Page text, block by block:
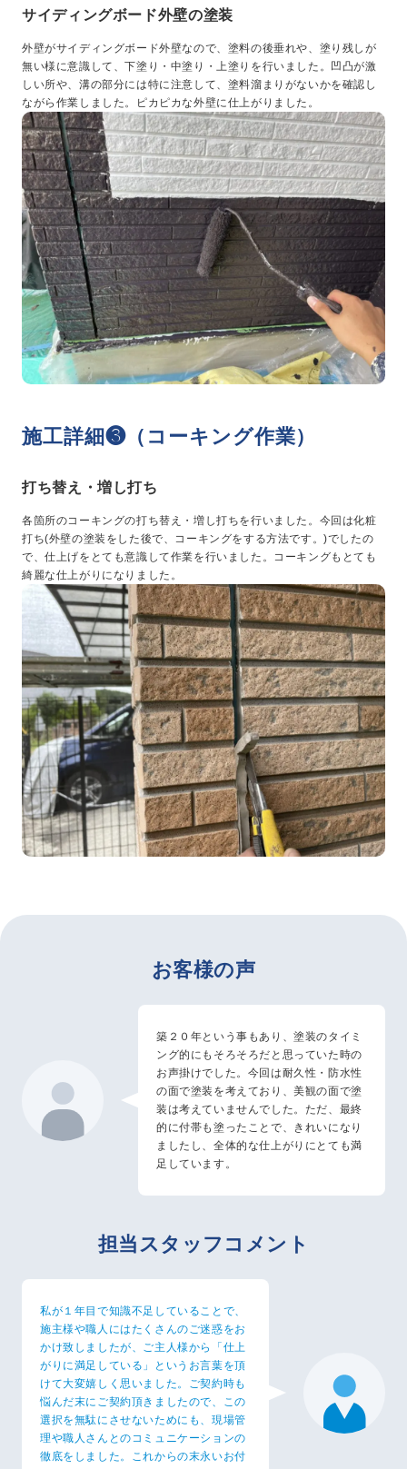
サイディングボード外壁の塗装
外壁がサイディングボード外壁なので、塗料の後垂れや、塗り残しが
無い様に意識して、下塗り・中塗り・上塗りを行いました。凹凸が激
しい所や、溝の部分には特に注意して、塗料溜まりがないかを確認し
ながら作業しました。ピカピカな外壁に仕上がりました。
施工詳細❸（コーキング作業）
打ち替え・増し打ち
各箇所のコーキングの打ち替え・増し打ちを行いました。今回は化粧
打ち(外壁の塗装をした後で、コーキングをする方法です。)でしたの
で、仕上げをとても意識して作業を行いました。コーキングもとても
綺麗な仕上がりになりました。
お客様の声
築２０年という事もあり、塗装のタイミ
ング的にもそろそろだと思っていた時の
お声掛けでした。今回は耐久性・防水性
の面で塗装を考えており、美観の面で塗
装は考えていませんでした。ただ、最終
的に付帯も塗ったことで、きれいになり
ましたし、全体的な仕上がりにとても満
足しています。
担当スタッフコメント
私が１年目で知識不足していることで、
施主様や職人にはたくさんのご迷惑をお
かけ致しましたが、ご主人様から「仕上
がりに満足している」というお言葉を頂
けて大変嬉しく思いました。ご契約時も
悩んだ末にご契約頂きましたので、この
選択を無駄にさせないためにも、現場管
理や職人さんとのコミュニケーションの
徹底をしました。これからの末永いお付